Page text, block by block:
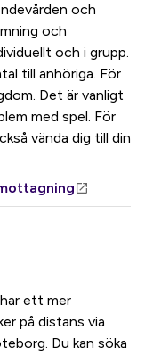
och
och
och i grupp.
till anhöriga. För
Det är vanligt
med spel. För
vända dig till din
ett mer
på distans via
Du kan söka